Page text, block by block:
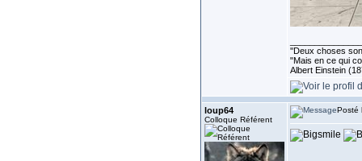
''Deux choses
"Mais en ce qui
Albert Einstein
loup64
Colloque Référent
Posté